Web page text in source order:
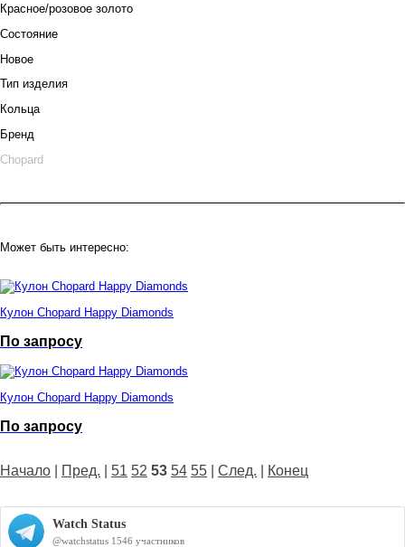
Красное/розовое золото
Состояние
Новое
Тип изделия
Кольца
Бренд
Chopard
Может быть интересно:
Кулон Chopard Happy Diamonds
По запросу
Кулон Chopard Happy Diamonds
По запросу
Начало Пред. 51 52 53 54 55 След. Конец